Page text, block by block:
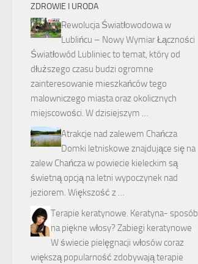
ZDROWIE I URODA
Rewolucja Światłowodowa w
Lublińcu – Nowy Wymiar Łączności
Światłowód Lubliniec to temat, który od
dłuższego czasu budzi ogromne
zainteresowanie mieszkańców tego
malowniczego miasta oraz okolicznych
miejscowości. W dzisiejszym …
Atrakcje nad zalewem Chańcza
Domki letniskowe znajdujące się na
zalew Chańcza w powiecie kieleckim są
świetną opcją na letni wypoczynek nad
jeziorem. Większość z …
Terapie keratynowe. Keratyna- sposób
na piękne włosy? Zabiegi keratynowe
W świecie pielęgnacji włosów coraz
większą popularność zdobywają terapie